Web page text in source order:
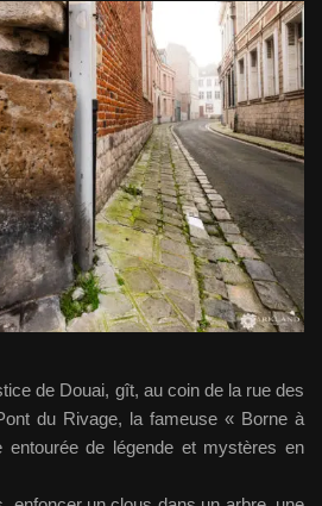
de Douai, gît, au coin de la rue des
du Rivage, la fameuse « Borne à
entourée de légende et mystères en